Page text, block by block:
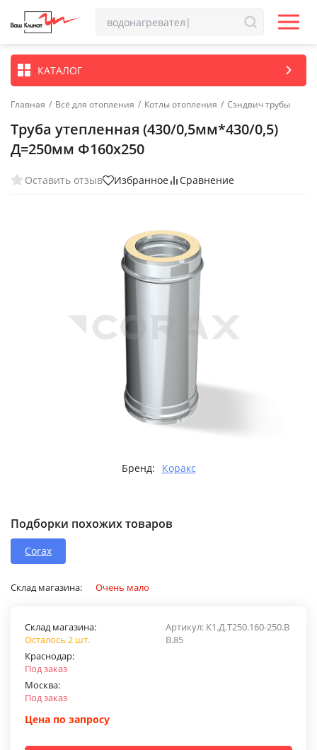
КАТАЛОГ
Главная / Всё для отопления / Котлы отопления / Сэндвич трубы
Труба утепленная (430/0,5мм*430/0,5)
Д=250мм Ф160х250
Оставить отзыв Избранное Сравнение
Бренд: Коракс
Подборки похожих товаров
Corax
Склад магазина: Очень мало
Артикул: К1.Д.Т250.160-250.В
В.85
Склад магазина:
Осталось 2 шт.
Краснодар:
Под заказ
Москва:
Под заказ
Цена по запросу